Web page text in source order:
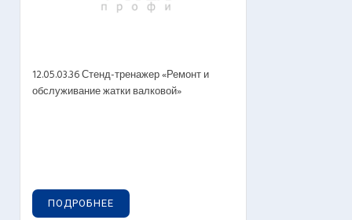
12.05.03.36 Стенд-тренажер «Ремонт и
обслуживание жатки валковой»
ПОДРОБНЕЕ